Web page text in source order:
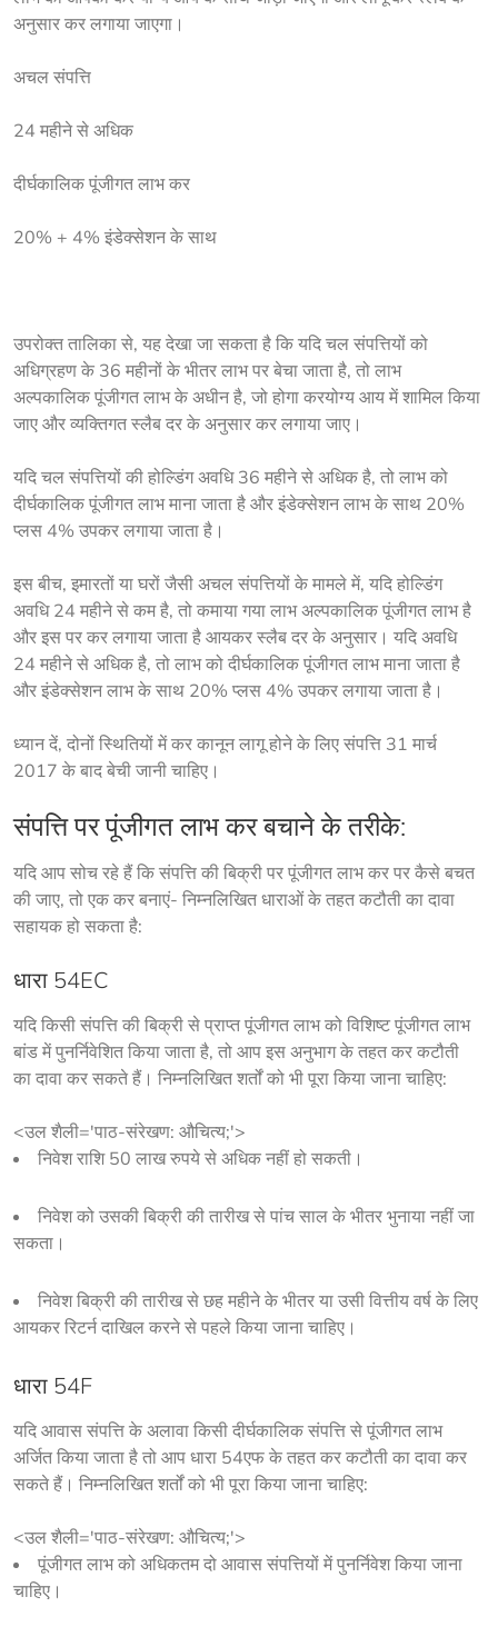
अनुसार कर लगाया जाएगा।
अचल संपत्ति
24 महीने से अधिक
दीर्घकालिक पूंजीगत लाभ कर
20% + 4% इंडेक्सेशन के साथ
उपरोक्त तालिका से, यह देखा जा सकता है कि यदि चल संपत्तियों को
अधिग्रहण के 36 महीनों के भीतर लाभ पर बेचा जाता है, तो लाभ
अल्पकालिक पूंजीगत लाभ के अधीन है, जो होगा करयोग्य आय में शामिल किया
जाए और व्यक्तिगत स्लैब दर के अनुसार कर लगाया जाए।
यदि चल संपत्तियों की होल्डिंग अवधि 36 महीने से अधिक है, तो लाभ को
दीर्घकालिक पूंजीगत लाभ माना जाता है और इंडेक्सेशन लाभ के साथ 20%
प्लस 4% उपकर लगाया जाता है।
इस बीच, इमारतों या घरों जैसी अचल संपत्तियों के मामले में, यदि होल्डिंग
अवधि 24 महीने से कम है, तो कमाया गया लाभ अल्पकालिक पूंजीगत लाभ है
और इस पर कर लगाया जाता है आयकर स्लैब दर के अनुसार। यदि अवधि
24 महीने से अधिक है, तो लाभ को दीर्घकालिक पूंजीगत लाभ माना जाता है
और इंडेक्सेशन लाभ के साथ 20% प्लस 4% उपकर लगाया जाता है।
ध्यान दें, दोनों स्थितियों में कर कानून लागू होने के लिए संपत्ति 31 मार्च
2017 के बाद बेची जानी चाहिए।
संपत्ति पर पूंजीगत लाभ कर बचाने के तरीके:
यदि आप सोच रहे हैं कि संपत्ति की बिक्री पर पूंजीगत लाभ कर पर कैसे बचत
की जाए, तो एक कर बनाएं- निम्नलिखित धाराओं के तहत कटौती का दावा
सहायक हो सकता है:
धारा 54EC
यदि किसी संपत्ति की बिक्री से प्राप्त पूंजीगत लाभ को विशिष्ट पूंजीगत लाभ
बांड में पुनर्निवेशित किया जाता है, तो आप इस अनुभाग के तहत कर कटौती
का दावा कर सकते हैं। निम्नलिखित शर्तों को भी पूरा किया जाना चाहिए:
<उल शैली='पाठ-संरेखण: औचित्य;'>
निवेश राशि 50 लाख रुपये से अधिक नहीं हो सकती।
निवेश को उसकी बिक्री की तारीख से पांच साल के भीतर भुनाया नहीं जा
सकता।
निवेश बिक्री की तारीख से छह महीने के भीतर या उसी वित्तीय वर्ष के लिए
आयकर रिटर्न दाखिल करने से पहले किया जाना चाहिए।
धारा 54F
यदि आवास संपत्ति के अलावा किसी दीर्घकालिक संपत्ति से पूंजीगत लाभ
अर्जित किया जाता है तो आप धारा 54एफ के तहत कर कटौती का दावा कर
सकते हैं। निम्नलिखित शर्तों को भी पूरा किया जाना चाहिए:
<उल शैली='पाठ-संरेखण: औचित्य;'>
पूंजीगत लाभ को अधिकतम दो आवास संपत्तियों में पुनर्निवेश किया जाना
चाहिए।